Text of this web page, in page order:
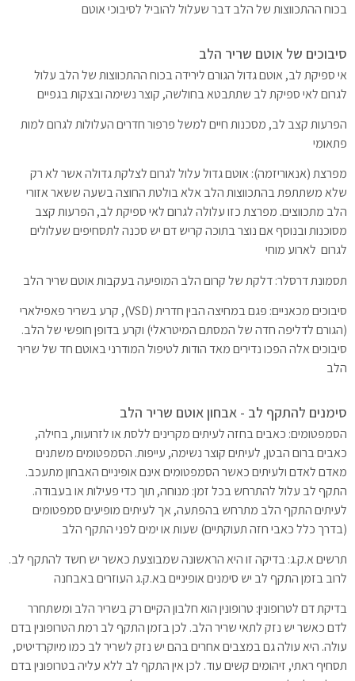
בכוח ההתכווצות של הלב דבר שעלול להוביל לסיבוכי אוטם
סיבוכים של אוטם שריר הלב
אי ספיקת לב, אוטם גדול הגורם לירידה בכוח ההתכווצות של הלב עלול
לגרום לאי ספיקת לב שתתבטא בחולשה, קוצר נשימה ובצקות בגפיים
הפרעות קצב לב, מסכנות חיים למשל פרפור חדרים העלולות לגרום למות
פתאומי
מפרצת (אנאוריזמה): אוטם גדול עלול לגרום לצלקת גדולה אשר לא רק
שלא משתתפת בהתכווצות הלב אלא בולטת החוצה בשעה ששאר אזורי
הלב מתכווצים. מפרצת כזו עלולה לגרום לאי ספיקת לב, הפרעות קצב
מסוכנות ובנוסף אם נוצר בתוכה קריש דם יש סכנה לתסחיפים שעלולים
לגרום לארוע מוחי
תסמונת דרסלר: דלקת של קרום הלב המופיעה בעקבות אוטם שריר הלב
סיבוכים מכאניים: פגם במחיצה הבין חדרית (VSD), קרע בשריר פאפילארי
(הגורם לדליפה חדה של המסתם המיטראלי) וקרע בדופן חופשי של הלב.
סיבוכים אלה הפכו נדירים מאד הודות לטיפול המודרני באוטם חד של שריר
הלב
סימנים להתקף לב - אבחון אוטם שריר הלב
הסמפטומים: כאבים בחזה לעיתים מקרינים ללסת או לזרועות, בחילה,
כאבים ברום הבטן, לעיתים קוצר נשימה, עייפות. הסמפטומים משתנים
מאדם לאדם ולעיתים כאשר הסמפטומים אינם אופיניים האבחון מתעכב.
התקף לב עלול להתרחש בכל זמן: מנוחה, תוך כדי פעילות או בעבודה.
לעיתים התקף הלב מתרחש בהפתעה, אך לעיתים מופיעים סמפטומים
(בדרך כלל כאבי חזה תעוקתיים) שעות או ימים לפני התקף הלב
תרשים א.ק.ג: בדיקה זו היא הראשונה שמבוצעת כאשר יש חשד להתקף לב.
לרוב בזמן התקף לב יש סימנים אופיניים בא.ק.ג העוזרים באבחנה
בדיקת דם לטרופונין: טרופונין הוא חלבון הקיים רק בשריר הלב ומשתחרר
לדם כאשר יש נזק לתאי שריר הלב. לכן בזמן התקף לב רמת הטרופונין בדם
עולה. היא עולה גם במצבים אחרים בהם יש נזק לשריר לב כמו מיוקרדיטיס,
תסחיף ראתי, זיהומים קשים עוד. לכן אין התקף לב ללא עליה בטרופונין בדם